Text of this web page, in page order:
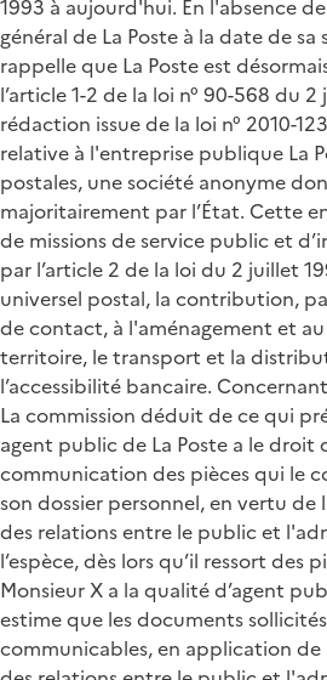
1993 à aujourd'hui. En l'absence
général de La Poste à la date de sa
rappelle que La Poste est
l’article 1-2 de la loi n° 90-568 du
rédaction issue de la loi n° 2010-
relative à l'entreprise publique La
postales, une société anonyme
majoritairement par l’État. Cette
de missions de service public et
par l’article 2 de la loi du 2 juillet
universel postal, la contribution,
de contact, à l'aménagement et
territoire, le transport et la
l’accessibilité bancaire.
La commission déduit de ce qui
agent public de La Poste a le droit
communication des pièces qui le
son dossier personnel, en vertu de
des relations entre le public et
l’espèce, dès lors qu’il ressort des
Monsieur X a la qualité d’agent
estime que les documents
communicables, en application de